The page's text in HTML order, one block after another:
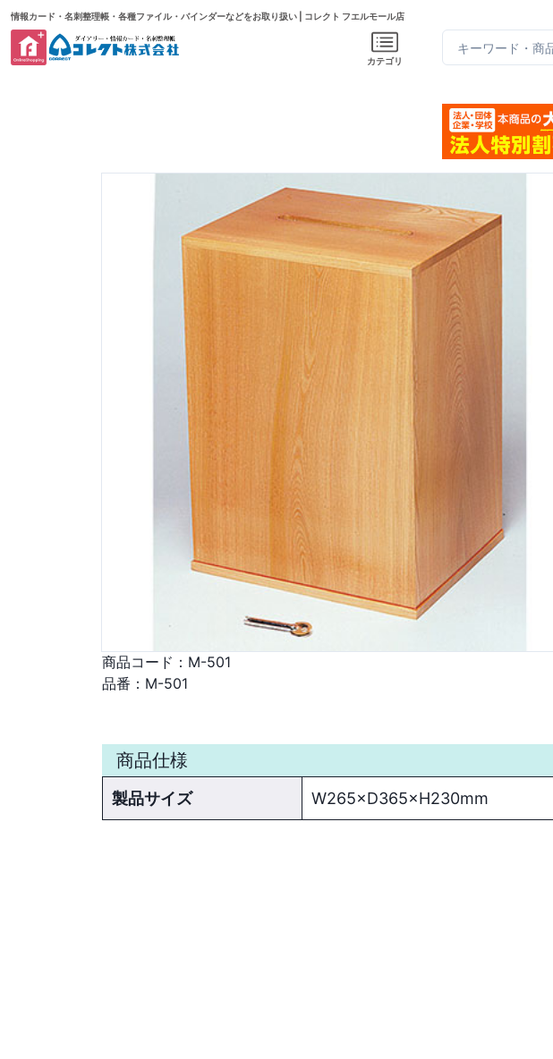
情報カード・名刺整理帳・各種ファイル・バインダーなどをお取り扱い | コレクト フエルモール店
カテゴリ
商品コード： M-501
品番： M-501
商品仕様
製品サイズ W265×D365×H230mm